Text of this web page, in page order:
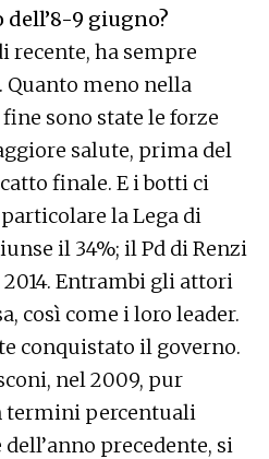
9 giugno?
recente, ha sempre
meno nella
sono state le forze
salute, prima del
finale. E i botti ci
la Lega di
il 34%; il Pd di Renzi
Entrambi gli attori
così come i loro leader.
conquistato il governo.
nel 2009, pur
termini percentuali
precedente, si